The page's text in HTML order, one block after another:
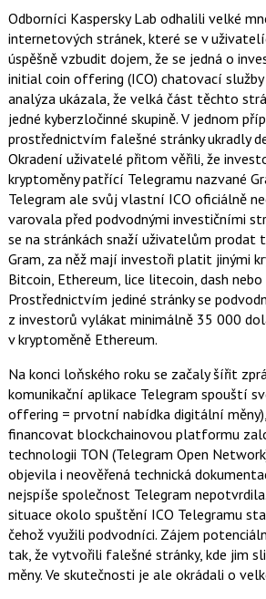
Odborníci Kaspersky Lab odhalili velké
internetových stránek, které se v
úspěšně vzbudit dojem, že se jedná o
initial coin offering (ICO) chatovací služby
analýza ukázala, že velká část těchto
jedné kyberzločinné skupině. V jednom
prostřednictvím falešné stránky ukradly
Okradení uživatelé přitom věřili, že
kryptoměny patřící Telegramu nazvané
Telegram ale svůj vlastní ICO oficiálně
varovala před podvodnými investičními
se na stránkách snaží uživatelům prodat
Gram, za něž mají investoři platit jinými
Bitcoin, Ethereum, lice litecoin, dash nebo
Prostřednictvím jediné stránky se
z investorů vylákat minimálně 35 000
v kryptoměně Ethereum.
Na konci loňského roku se začaly šířit
komunikační aplikace Telegram spouští
offering = prvotní nabídka digitální
financovat blockchainovou platformu
technologii TON (Telegram Open
objevila i neověřená technická
nejspíše společnost Telegram
situace okolo spuštění ICO Telegramu
čehož využili podvodníci. Zájem
tak, že vytvořili falešné stránky, kde jim
měny. Ve skutečnosti je ale okrádali o